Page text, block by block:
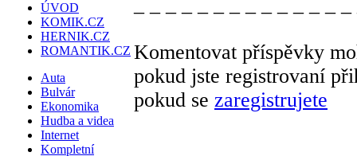
Komentovat příspěvky
pokud jste registrovaní
pokud se zaregistrujete
ÚVOD
KOMIK.CZ
HERNIK.CZ
ROMANTIK.CZ
Auta
Bulvár
Ekonomika
Hudba a videa
Internet
Kompletní